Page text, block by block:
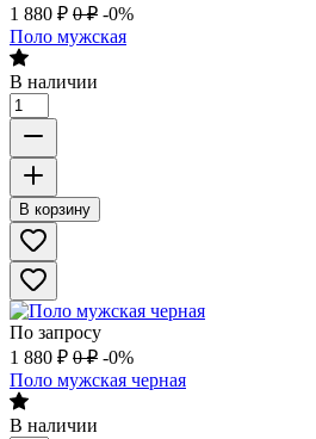
1 880 ₽ 0 ₽ -0%
Поло мужская
В наличии
В корзину
По запросу
1 880 ₽ 0 ₽ -0%
Поло мужская черная
В наличии